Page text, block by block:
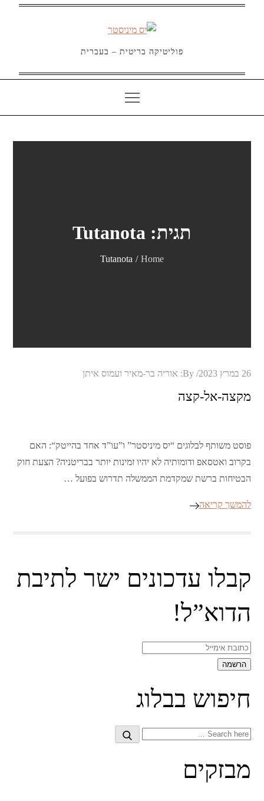
פוליטיקה בריטית – בעברית
תגית: Tutanota
Home
Tutanota
Posted
26 במרץ 2023 By: אוריה בר-מאיר ועמוס איתן
מקצה-אל-קצה
פוסט משותף לבלוגים “יס מיניסטר” ו”עו”ד אחד בהייטק“: האם
בקרוב ואטסאפ ודומותיה לא יהיו זמינות יותר בבריטניה? הצעת חוק
הבטיחות ברשת שמקדמת הממשלה תדרוש בפועל …
להמשך קריאה
קבלו עדכונים ישר לתיבת
הדוא”ל!
חיפוש בבלוג
Search
Search
מבזקים